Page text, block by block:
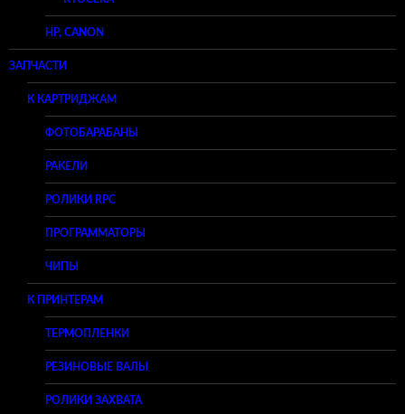
HP, CANON
ЗАПЧАСТИ
К КАРТРИДЖАМ
ФОТОБАРАБАНЫ
РАКЕЛИ
РОЛИКИ RPC
ПРОГРАММАТОРЫ
ЧИПЫ
К ПРИНТЕРАМ
ТЕРМОПЛЕНКИ
РЕЗИНОВЫЕ ВАЛЫ
РОЛИКИ ЗАХВАТА